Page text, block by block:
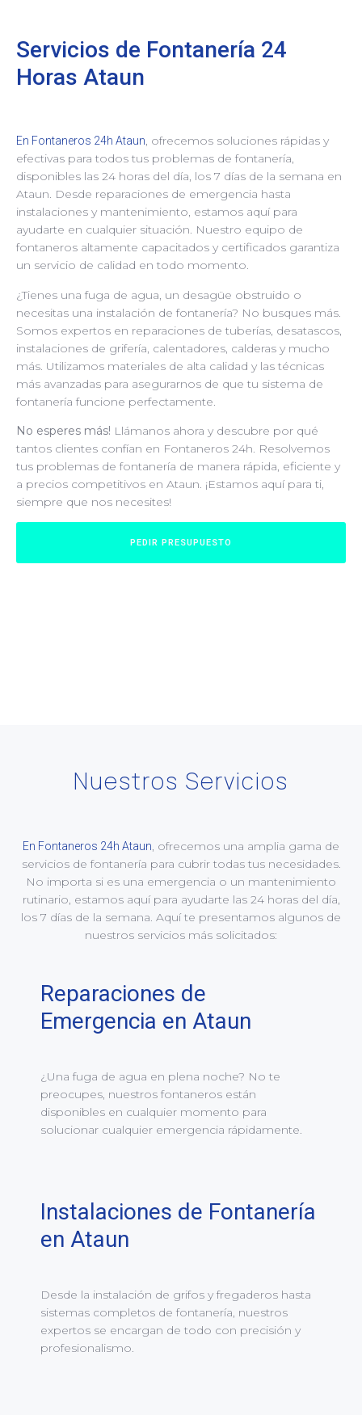
Servicios de Fontanería 24
Horas Ataun
En Fontaneros 24h Ataun, ofrecemos soluciones rápidas y
efectivas para todos tus problemas de fontanería,
disponibles las 24 horas del día, los 7 días de la semana en
Ataun. Desde reparaciones de emergencia hasta
instalaciones y mantenimiento, estamos aquí para
ayudarte en cualquier situación. Nuestro equipo de
fontaneros altamente capacitados y certificados garantiza
un servicio de calidad en todo momento.
¿Tienes una fuga de agua, un desagüe obstruido o
necesitas una instalación de fontanería? No busques más.
Somos expertos en reparaciones de tuberías, desatascos,
instalaciones de grifería, calentadores, calderas y mucho
más. Utilizamos materiales de alta calidad y las técnicas
más avanzadas para asegurarnos de que tu sistema de
fontanería funcione perfectamente.
No esperes más! Llámanos ahora y descubre por qué
tantos clientes confían en Fontaneros 24h. Resolvemos
tus problemas de fontanería de manera rápida, eficiente y
a precios competitivos en Ataun. ¡Estamos aquí para ti,
siempre que nos necesites!
PEDIR PRESUPUESTO
Nuestros Servicios
En Fontaneros 24h Ataun, ofrecemos una amplia gama de
servicios de fontanería para cubrir todas tus necesidades.
No importa si es una emergencia o un mantenimiento
rutinario, estamos aquí para ayudarte las 24 horas del día,
los 7 días de la semana. Aquí te presentamos algunos de
nuestros servicios más solicitados:
Reparaciones de
Emergencia en Ataun
¿Una fuga de agua en plena noche? No te
preocupes, nuestros fontaneros están
disponibles en cualquier momento para
solucionar cualquier emergencia rápidamente.
Instalaciones de Fontanería
en Ataun
Desde la instalación de grifos y fregaderos hasta
sistemas completos de fontanería, nuestros
expertos se encargan de todo con precisión y
profesionalismo.